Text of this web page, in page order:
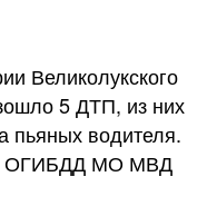
Великолукского
5 ДТП, из них
пьяных водителя.
ОГИБДД МО МВД